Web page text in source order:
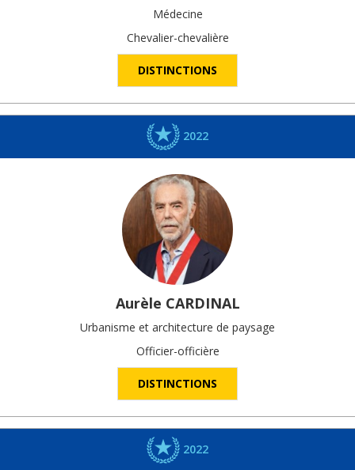
Médecine
Chevalier-chevalière
DISTINCTIONS
2022
Aurèle CARDINAL
Urbanisme et architecture de paysage
Officier-officière
DISTINCTIONS
2022